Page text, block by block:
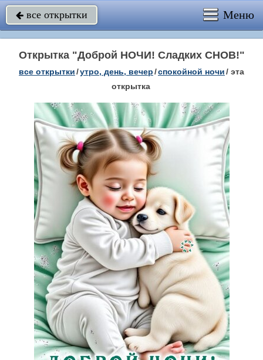
 все открытки Меню
Открытка "Доброй НОЧИ! Сладких СНОВ!"
все открытки/утро, день, вечер/спокойной ночи/ эта
открытка